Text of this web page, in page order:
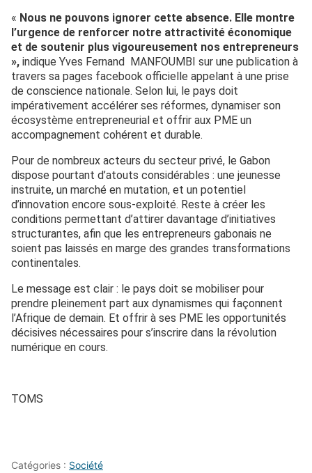
« Nous ne pouvons ignorer cette absence. Elle montre
l’urgence de renforcer notre attractivité économique
et de soutenir plus vigoureusement nos entrepreneurs
», indique Yves Fernand MANFOUMBI sur une publication à
travers sa pages facebook officielle appelant à une prise
de conscience nationale. Selon lui, le pays doit
impérativement accélérer ses réformes, dynamiser son
écosystème entrepreneurial et offrir aux PME un
accompagnement cohérent et durable.
Pour de nombreux acteurs du secteur privé, le Gabon
dispose pourtant d’atouts considérables : une jeunesse
instruite, un marché en mutation, et un potentiel
d’innovation encore sous-exploité. Reste à créer les
conditions permettant d’attirer davantage d’initiatives
structurantes, afin que les entrepreneurs gabonais ne
soient pas laissés en marge des grandes transformations
continentales.
Le message est clair : le pays doit se mobiliser pour
prendre pleinement part aux dynamismes qui façonnent
l’Afrique de demain. Et offrir à ses PME les opportunités
décisives nécessaires pour s’inscrire dans la révolution
numérique en cours.
TOMS
Catégories : Société